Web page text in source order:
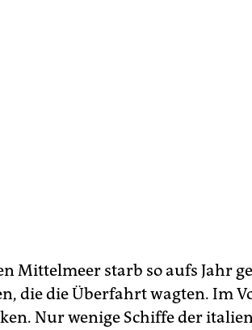
Mittelmeer starb so aufs Jahr
die die Überfahrt wagten. Im
Nur wenige Schiffe der